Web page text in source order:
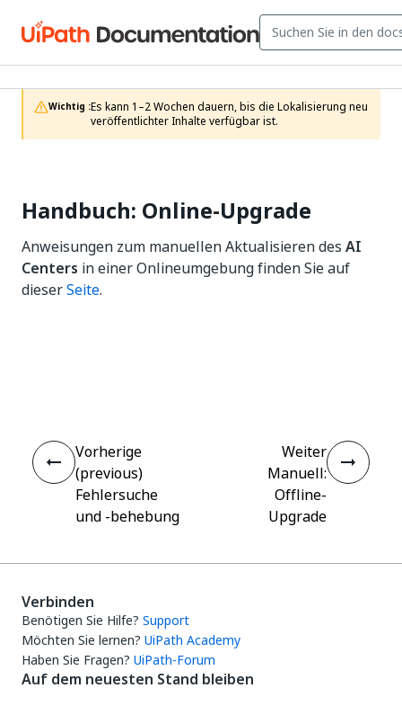
Wichtig :Es kann 1–2 Wochen dauern, bis die Lokalisierung neu
veröffentlichter Inhalte verfügbar ist.
Handbuch: Online-Upgrade
Anweisungen zum manuellen Aktualisieren des AI
Centers in einer Onlineumgebung finden Sie auf
dieserSeite.
Vorherige
(previous)
Fehlersuche
und ‑behebung
Weiter
Manuell:
Offline-
Upgrade
Verbinden
Benötigen Sie Hilfe? Support
Möchten Sie lernen? UiPath Academy
Haben Sie Fragen? UiPath-Forum
Auf dem neuesten Stand bleiben